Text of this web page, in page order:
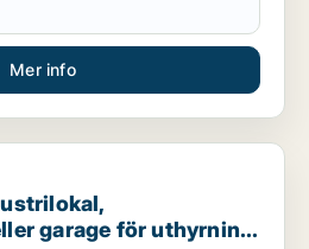
Mer info
fastighetsmark eller garage för
garage för uthyrning